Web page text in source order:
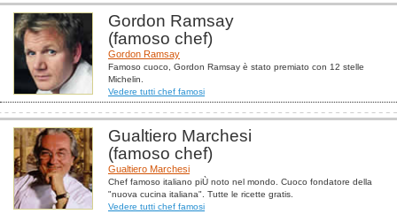
Gordon Ramsay
(famoso chef)
Gordon Ramsay
Famoso cuoco, Gordon Ramsay è stato premiato con 12 stelle
Michelin.
Vedere tutti chef famosi
Gualtiero Marchesi
(famoso chef)
Gualtiero Marchesi
Chef famoso italiano piÙ noto nel mondo. Cuoco fondatore della
"nuova cucina italiana". Tutte le ricette gratis.
Vedere tutti chef famosi